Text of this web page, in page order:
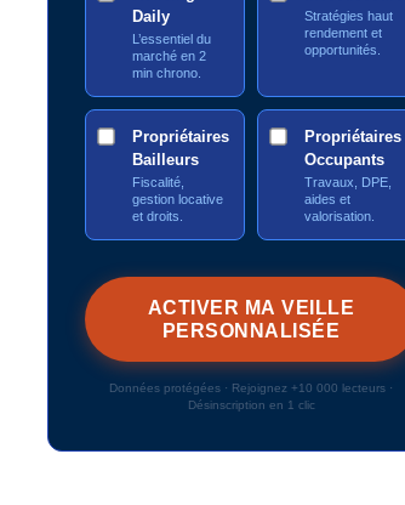
Daily
L’essentiel du
marché en 2
min chrono.
Stratégies haut
rendement et
opportunités.
Propriétaires
Bailleurs
Fiscalité,
gestion locative
et droits.
Propriétaires
Occupants
Travaux, DPE,
aides et
valorisation.
Données protégées · Rejoignez +10 000 lecteurs ·
Désinscription en 1 clic